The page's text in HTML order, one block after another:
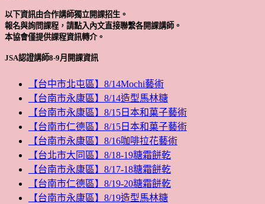
以下資訊由合作講師獨立開課招生。
報名與詢問課程，請點入內文直接聯繫各開課講師。
本協會僅提供課程資訊轉介。
JSA認證講師8-9月開課資訊
【台中市北屯區】8/14Mochi藝術
【台南市永康區】8/14造型馬林糖
【台南市永康區】8/15日本和菓子藝術
【台南市仁德區】8/15日本和菓子藝術
【台南市永康區】8/16咖啡拉花藝術
【台北市大同區】8/18-19糖霜餅乾
【台南市永康區】8/17-18糖霜餅乾
【台南市仁德區】8/19-20糖霜餅乾
【台南市永康區】8/19造型馬林糖